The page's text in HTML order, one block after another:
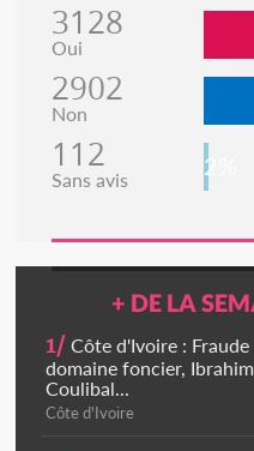
3128
Oui
2902
Non
112
Sans avis 2%
+ DE LA
1/ Côte d'Ivoire : Fraude
domaine foncier,
Coulibal...
Côte d'Ivoire